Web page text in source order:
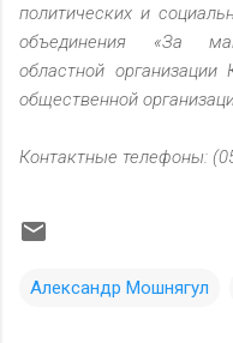
политических и
объединения «За
областной
общественной
Контактные телефоны:
Александр Мошнягул